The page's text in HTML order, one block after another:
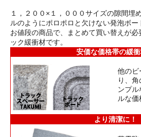
１，２００×１，０００サイズの隙間埋
ルのようにポロポロと欠けない発泡ボ
お値段の商品で、まとめて買い替えが
ック緩衝材です。
安価な価格帯の緩衝
他のビ
り、
ンプ
ルな価
より清潔に！